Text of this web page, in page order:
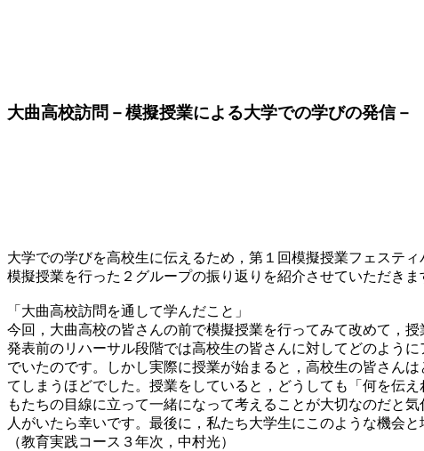
大曲高校訪問－模擬授業による大学での学びの発信－
大学での学びを高校生に伝えるため，第１回模擬授業フェステ
模擬授業を行った２グループの振り返りを紹介させていただきま
「大曲高校訪問を通して学んだこと」
今回，大曲高校の皆さんの前で模擬授業を行ってみて改めて，
発表前のリハーサル段階では高校生の皆さんに対してどのよう
でいたのです。しかし実際に授業が始まると，高校生の皆さん
てしまうほどでした。授業をしていると，どうしても「何を伝
もたちの目線に立って一緒になって考えることが大切なのだと
人がいたら幸いです。最後に，私たち大学生にこのような機会
（教育実践コース３年次，中村光）